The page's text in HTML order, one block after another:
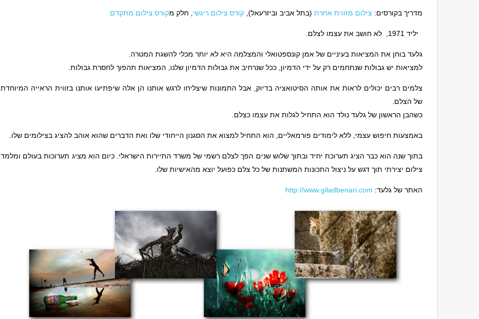
מדריך בקורסים: צילום מזווית אחרת(בתל אביב וביזרעאל), קורס צילום ריגשי , חלק מקורס צילום מתקדם
יליד 1971, לא חושב את עצמו לצלם.
גלעד בוחן את המציאות בעיניים של אמן קונספטואלי והמצלמה היא לא יותר מכלי להשגת המטרה.
למציאות יש גבולות שנתחמים רק על ידי הדמיון, ככל שנרחיב את גבולות הדמיון שלנו, המציאות תהפוך לחסרת גבולות.
צלמים רבים יכולים לראות את אותה הסיטואציה בדיוק, אבל התמונות שיצליחו לרגש אותנו הן אלה שיפתיעו אותנו בזווית הראייה המיוחדת
של הצלם.
כשהבן הראשון של גלעד נולד הוא התחיל לגלות את עצמו כצלם.
באמצעות חיפוש עצמי, ללא לימודים פורמאליים, הוא התחיל למצוא את הסגנון הייחודי שלו ואת הדברים שהוא אוהב להציג בצילומים שלו.
בתוך שנה הוא כבר הציג תערוכת יחיד ובתוך שלוש שנים הפך לצלם רשמי של משרד התיירות הישראלי. כיום הוא מציג תערוכות בעולם ומלמד
צילום יצירתי תוך דגש על ניצול התכונות המשתנות של כל צלם כפועל יוצא מהאישיות שלו.
האתר של גלעד: http://www.giladbenari.com